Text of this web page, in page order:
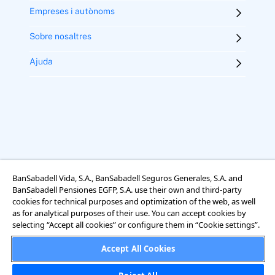
Empreses i autònoms
Sobre nosaltres
Ajuda
Avís legal Termes i condicions d’ús
Ús de galetes
Accessibilitat
Informació sobre el tractament de dades personals
BanSabadell Vida, S.A., BanSabadell Seguros Generales, S.A. and
BanSabadell Pensiones EGFP, S.A. use their own and third-party
cookies for technical purposes and optimization of the web, as well
as for analytical purposes of their use. You can accept cookies by
selecting “Accept all cookies” or configure them in “Cookie settings”.
Accept All Cookies